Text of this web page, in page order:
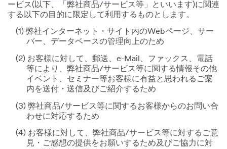
ービス(以下、「弊社商品/サービス等」といいます)に関連
する以下の目的に限定して利用するものとします。
(1) 弊社インターネット・サイト内のWebページ、サー
バー、データベースの管理向上のため
(2) お客様に対して、郵送、e-Mail、ファックス、電話
等により、弊社商品/サービス等に関する情報その他
イベント、セミナー等お客様に有益と思われるご案
内を送付・送信及びご紹介するため
(3) 弊社商品/サービス等に関するお客様からのお問い合
わせに対応するため
(4) お客様に対して、弊社商品/サービス等に対するご意
見・ご感想の提供をお願いするため及びご協力に対